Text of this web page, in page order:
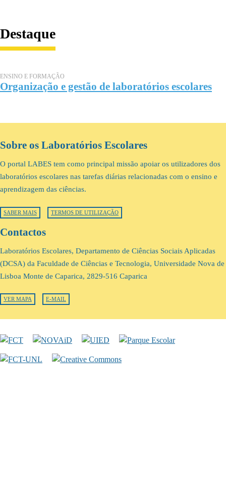
Destaque
ENSINO E FORMAÇÃO
Organização e gestão de laboratórios escolares
Sobre os Laboratórios Escolares
O portal LABES tem como principal missão apoiar os utilizadores dos
laboratórios escolares nas tarefas diárias relacionadas com o ensino e
aprendizagem das ciências.
SABER MAIS TERMOS DE UTILIZAÇÃO
Contactos
Laboratórios Escolares, Departamento de Ciências Sociais Aplicadas
(DCSA) da Faculdade de Ciências e Tecnologia, Universidade Nova de
Lisboa Monte de Caparica, 2829-516 Caparica
VER MAPA E-MAIL